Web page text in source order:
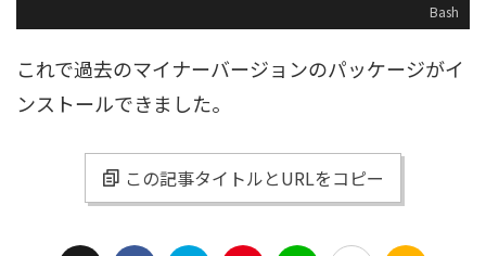
Bash
これで過去のマイナーバージョンのパッケージがイ
ンストールできました。
この記事タイトルとURLをコピー